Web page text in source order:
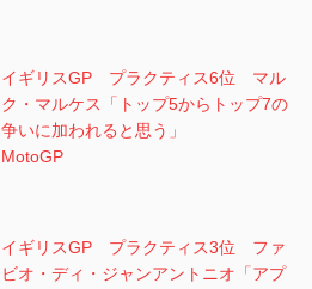
イギリスGP プラクティス6位 マル
ク・マルケス「トップ5からトップ7の
争いに加われると思う」
MotoGP
イギリスGP プラクティス3位 ファ
ビオ・ディ・ジャンアントニオ「アプ